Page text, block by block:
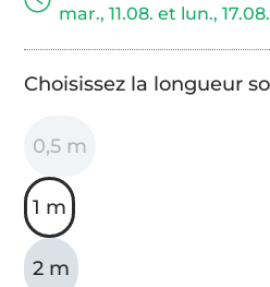
mar., 11.08. et lun., 17.08.
Choisissez la longueur
0,5 m
1 m
2 m